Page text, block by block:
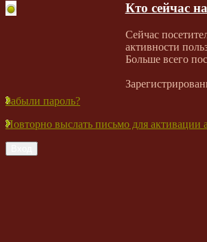
Кто сейчас
Сейчас
активности
Больше всего
Забыли пароль?
Повторно выслать письмо для активации